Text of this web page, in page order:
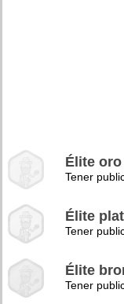
Élite oro
Tener
Élite
Tener
Élite
Tener